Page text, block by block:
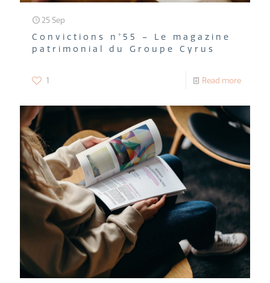
25 Sep
Convictions n°55 – Le magazine
patrimonial du Groupe Cyrus
1 Read more